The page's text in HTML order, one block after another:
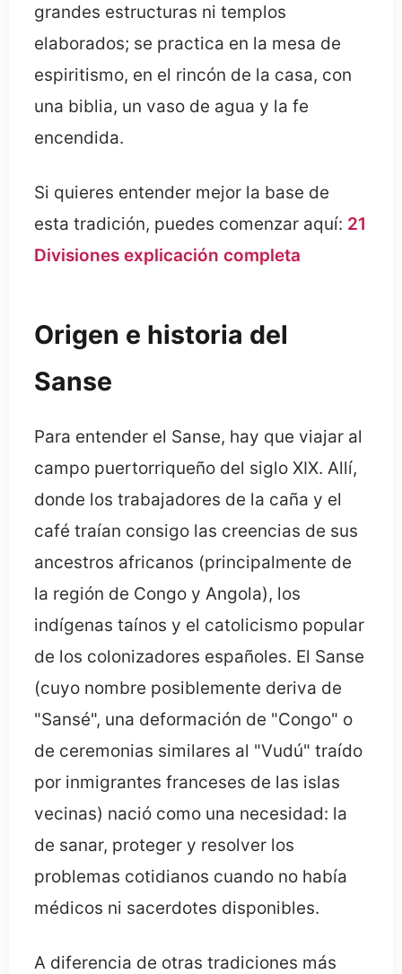
grandes estructuras ni templos
elaborados; se practica en la mesa de
espiritismo, en el rincón de la casa, con
una biblia, un vaso de agua y la fe
encendida.
Si quieres entender mejor la base de
esta tradición, puedes comenzar aquí: 21
Divisiones explicación completa
Origen e historia del
Sanse
Para entender el Sanse, hay que viajar al
campo puertorriqueño del siglo XIX. Allí,
donde los trabajadores de la caña y el
café traían consigo las creencias de sus
ancestros africanos (principalmente de
la región de Congo y Angola), los
indígenas taínos y el catolicismo popular
de los colonizadores españoles. El Sanse
(cuyo nombre posiblemente deriva de
"Sansé", una deformación de "Congo" o
de ceremonias similares al "Vudú" traído
por inmigrantes franceses de las islas
vecinas) nació como una necesidad: la
de sanar, proteger y resolver los
problemas cotidianos cuando no había
médicos ni sacerdotes disponibles.
A diferencia de otras tradiciones más